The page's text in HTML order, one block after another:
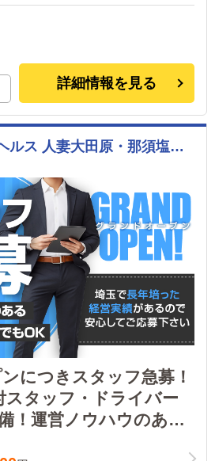
詳細情報を見る
栃木県デリバリーヘルス 人妻大田原・那須塩原デリヘルクラブ
につきスタッフ急募！
スタッフ・ドライバー
！運営ノウハウのある
でも大丈夫！アットホ